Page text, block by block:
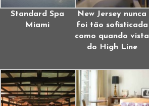
Standard Spa
Miami
New Jersey nunca
foi tão sofisticada
como quando vista
do High Line